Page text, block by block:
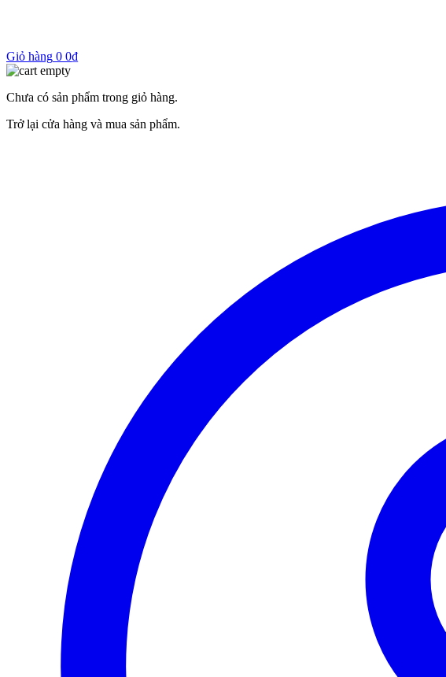
Giỏ hàng 0 0₫
Chưa có sản phẩm trong giỏ hàng.
Trở lại cửa hàng và mua sản phẩm.